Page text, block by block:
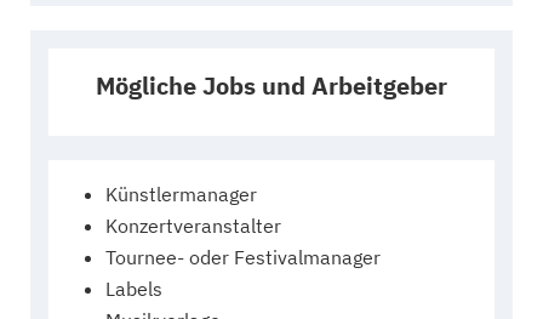
Mögliche Jobs und Arbeitgeber
Künstlermanager
Konzertveranstalter
Tournee- oder Festivalmanager
Labels